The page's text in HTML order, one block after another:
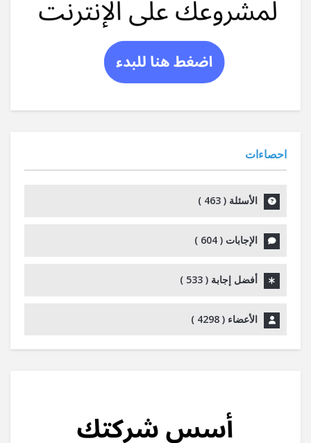
احصاءات
الأسئلة ( 463
)
الإجابات ( 604
)
أفضل إجابة ( 533
)
الأعضاء ( 4298
)